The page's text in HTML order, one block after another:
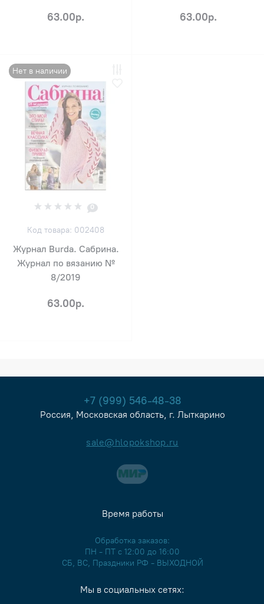
63.00р. 63.00р.
Нет в наличии
0
Код товара: 002408
Журнал Burda. Сабрина.
Журнал по вязанию №
8/2019
63.00р.
+7 (999) 546-48-38
Россия, Московская область, г. Лыткарино
sale@hlopokshop.ru
Время работы
Обработка заказов:
ПН - ПТ с 12:00 до 16:00
СБ, ВС, Праздники РФ - ВЫХОДНОЙ
Мы в социальных сетях: